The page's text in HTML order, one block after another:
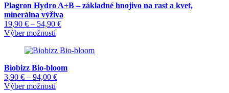
produktu.
Plagron Hydro A+B – základné hnojivo na rast a kvet,
minerálna výživa
19,90 € – 54,90 €Price
through
Výber možnostíTento
má
variantov.
Možnosti
si
Biobizz Bio-bloom
3,90 € – 94,00 €Price
Výber možnostíTento